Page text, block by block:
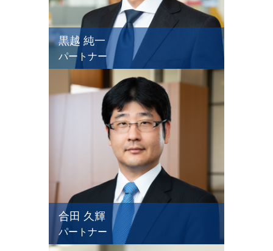
黒越 純一
パートナー
合田 久輝
パートナー